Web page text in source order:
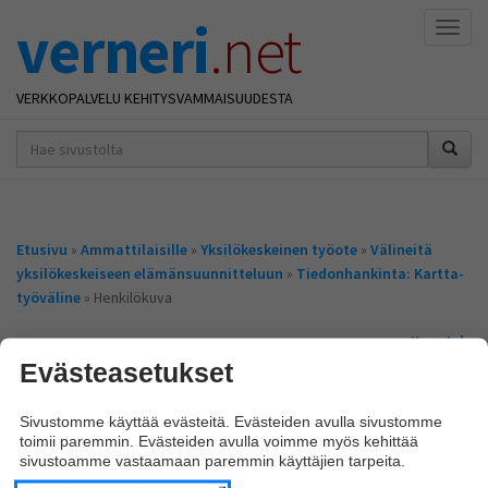
verneri.net
VERKKOPALVELU KEHITYSVAMMAISUUDESTA
hakusana(t)
Olet
täällä
Etusivu » Ammattilaisille » Yksilökeskeinen työote » Välineitä
yksilökeskeiseen elämänsuunnitteluun » Tiedonhankinta: Kartta-
työväline » Henkilökuva
Kuuntele
Henkilökuva
Henkilökuvan tavoitteena on vahvistaa ja voimaannuttaa henkilöä.
Henkilökuvaa tehtäessä joku työskentelystä vastaava henkilö pyytää
Evästeasetukset
Sivustomme käyttää evästeitä. Evästeiden avulla sivustomme
toimii paremmin. Evästeiden avulla voimme myös kehittää
sivustoamme vastaamaan paremmin käyttäjien tarpeita.